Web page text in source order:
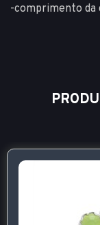
-comprimento da